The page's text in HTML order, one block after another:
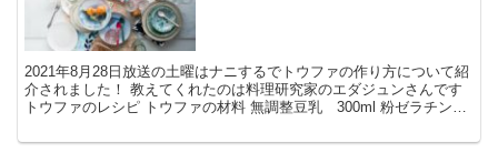
2021年8月28日放送の土曜はナニするでトウファの作り方について紹
介されました！ 教えてくれたのは料理研究家のエダジュンさんです
トウファのレシピ トウファの材料 無調整豆乳 300ml 粉ゼラチン